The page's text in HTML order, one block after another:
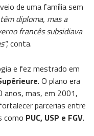
de uma família sem
diploma, mas a
francês subsidiava
conta.
e fez mestrado em
. O plano era
anos, mas, em 2001,
parcerias entre
como PUC, USP e FGV.